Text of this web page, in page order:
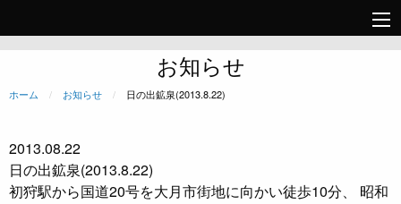
お知らせ
ホーム お知らせ 現在のページ:
日の出鉱泉(2013.8.22)
2013.08.22
日の出鉱泉(2013.8.22)
初狩駅から国道20号を大月市街地に向かい徒歩10分、 昭和